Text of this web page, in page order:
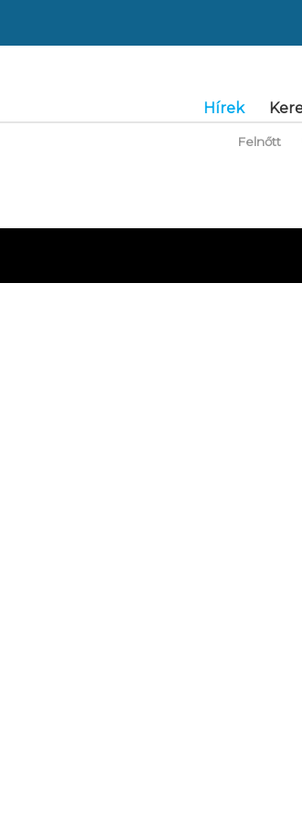
Hírek
Felnőtt